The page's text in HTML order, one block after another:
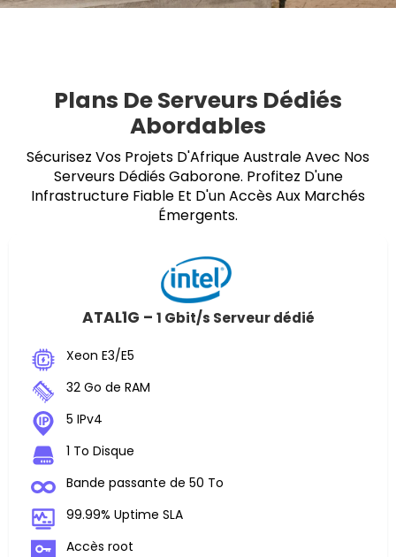
Plans De Serveurs Dédiés
Abordables
Sécurisez Vos Projets D'Afrique Australe Avec Nos
Serveurs Dédiés Gaborone. Profitez D'une
Infrastructure Fiable Et D'un Accès Aux Marchés
Émergents.
ATAL1G – 1 Gbit/s Serveur dédié
Xeon E3/E5
32 Go de RAM
5 IPv4
1 To Disque
Bande passante de 50 To
99.99% Uptime SLA
Accès root